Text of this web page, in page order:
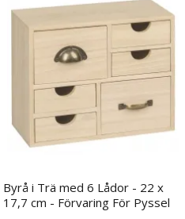
Byrå i Trä med 6 Lådor - 22 x
17,7 cm - Förvaring För Pyssel